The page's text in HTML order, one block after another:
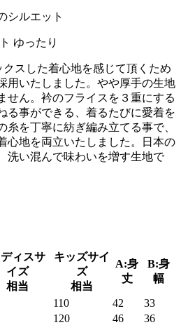
シルエット
ゆったり
スした着心地を感じて頂くため
用いたしました。やや厚手の生地
せん。衿のフライスを３重にする
る事ができる、着るたびに愛着を
糸を丁寧に紡ぎ編み立てる事で、
心地を両立いたしました。日本の
洗い混んで味わいを増す生地で
ィスサ
イズ
相当
キッズサイ
ズ
相当
A:身
丈
B:身
幅
110 42
33
120 46
36